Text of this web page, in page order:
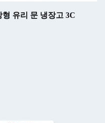
유리 문 냉장고 3C